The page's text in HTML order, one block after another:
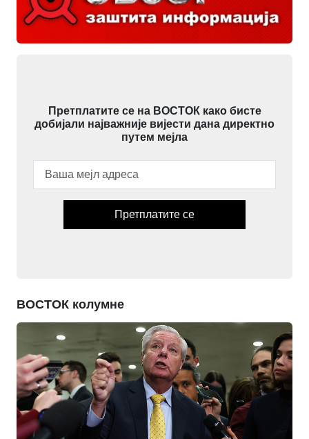
Претплатите се на ВОСТОК како бисте
добијали најважније вијести дана директно
путем мејла
Претплатите се
ВОСТОК колумне